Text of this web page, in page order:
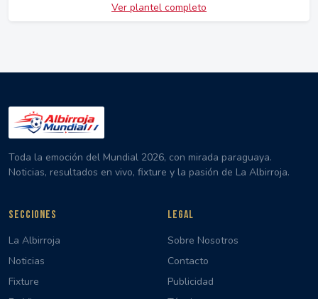
Ver plantel completo
Toda la emoción del Mundial 2026, con mirada paraguaya.
Noticias, resultados en vivo, fixture y la pasión de La Albirroja.
SECCIONES
La Albirroja
Noticias
Fixture
LEGAL
Sobre Nosotros
Contacto
Publicidad